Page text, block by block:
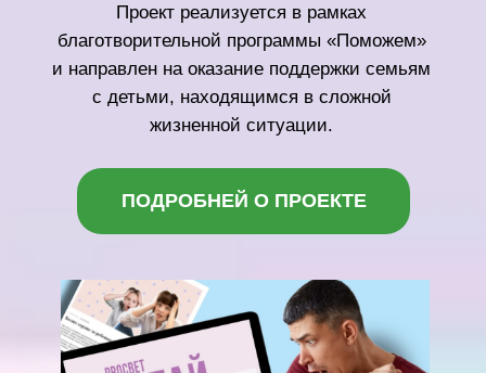
НА ПЯТЬ!
Проект «На пять» реализуется в рамках
благотворительной программы «Просвет».
Мы помогаем детям проявить себя,
проводим интересные мероприятия, дарим
эмоции и подарки